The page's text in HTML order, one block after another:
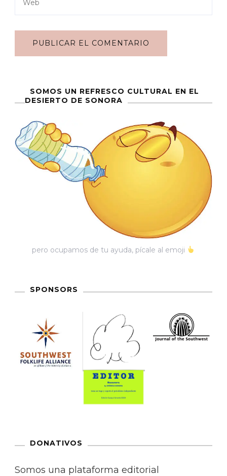
SOMOS UN REFRESCO CULTURAL EN EL
DESIERTO DE SONORA
pero ocupamos de tu ayuda, pícale al emoji
SPONSORS
DONATIVOS
Somos una plataforma editorial